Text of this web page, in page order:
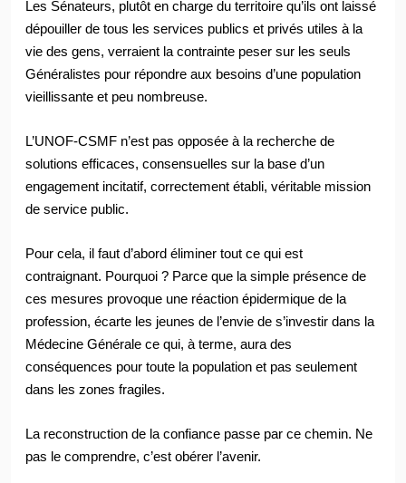
Les Sénateurs, plutôt en charge du territoire qu’ils ont laissé
dépouiller de tous les services publics et privés utiles à la
vie des gens, verraient la contrainte peser sur les seuls
Généralistes pour répondre aux besoins d’une population
vieillissante et peu nombreuse.
L’UNOF-CSMF n’est pas opposée à la recherche de
solutions efficaces, consensuelles sur la base d’un
engagement incitatif, correctement établi, véritable mission
de service public.
Pour cela, il faut d’abord éliminer tout ce qui est
contraignant. Pourquoi ? Parce que la simple présence de
ces mesures provoque une réaction épidermique de la
profession, écarte les jeunes de l’envie de s’investir dans la
Médecine Générale ce qui, à terme, aura des
conséquences pour toute la population et pas seulement
dans les zones fragiles.
La reconstruction de la confiance passe par ce chemin. Ne
pas le comprendre, c’est obérer l’avenir.